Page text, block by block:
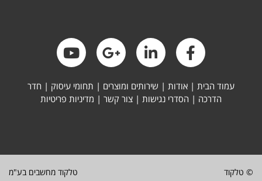
עמוד הבית | אודות | שירותים ומוצרים | תחומי עיסוק | חדר
הדרכה | הסדרי נגישות | צור קשר | מדיניות פריטיות
© טלקוד טלקוד מחשבים בע"מ